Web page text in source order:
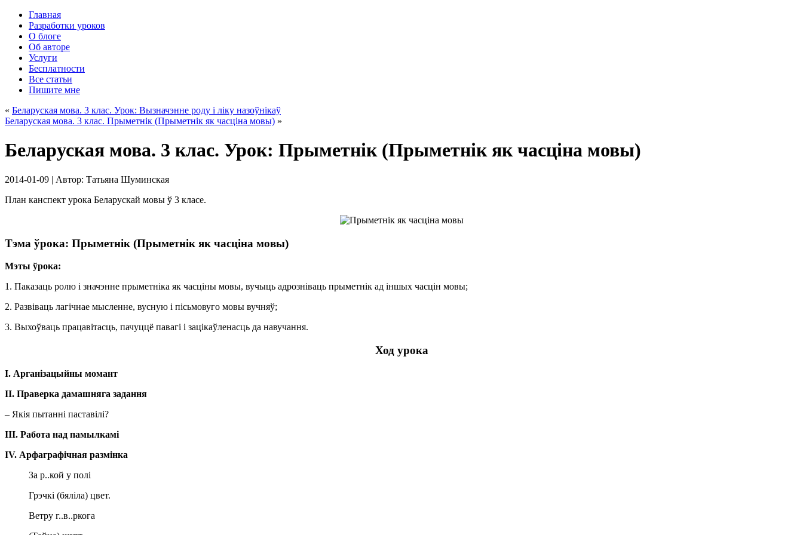
Главная
Разработки уроков
О блоге
Об авторе
Услуги
Бесплатности
Все статьи
Пишите мне
« Беларуская мова. 3 клас. Урок: Вызначэнне роду і ліку назоўнікаў
Беларуская мова. 3 клас. Прыметнік (Прыметнік як часціна мовы) »
Беларуская мова. 3 клас. Урок: Прыметнік (Прыметнік як часціна мовы)
2014-01-09 | Автор: Татьяна Шуминская
План канспект урока Беларускай мовы ў 3 класе.
Тэма ўрока: Прыметнік (Прыметнік як часціна мовы)
Мэты ўрока:
1. Паказаць ролю і значэнне прыметніка як часціны мовы, вучыць адрозніваць прыметнік ад іншых часцін мовы;
2. Развіваць лагічнае мысленне, вусную і пісьмовуго мовы вучняў;
3. Выхоўваць працавітасць, пачуццё павагі і зацікаўленасць да навучання.
Ход урока
I. Арганізацыйны момант
ІІ. Праверка дамашняга задання
– Якія пытанні паставілі?
ІІІ. Работа над памылкамі
ІV. Арфаграфічная размінка
За р..кой у полі
Грэчкі (бяліла) цвет.
Ветру г..в..ркога